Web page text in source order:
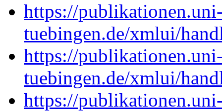
https://
tuebingen.de/xmlui/
https://
tuebingen.de/xmlui/
https://